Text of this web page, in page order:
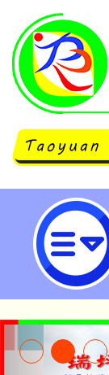
轉知國立
域跨科
生命韌力
有興趣教